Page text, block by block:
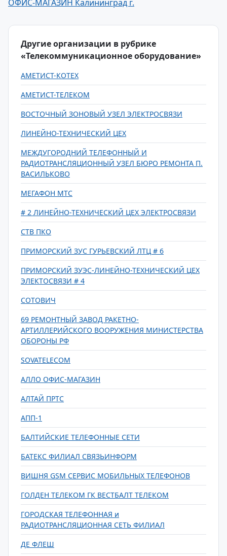
ОФИС-МАГАЗИН Калининград г.
Другие организации в рубрике
«Телекоммуникационное оборудование»
АМЕТИСТ-КОТЕХ
АМЕТИСТ-ТЕЛЕКОМ
ВОСТОЧНЫЙ ЗОНОВЫЙ УЗЕЛ ЭЛЕКТРОСВЯЗИ
ЛИНЕЙНО-ТЕХНИЧЕСКИЙ ЦЕХ
МЕЖДУГОРОДНИЙ ТЕЛЕФОННЫЙ И
РАДИОТРАНСЛЯЦИОННЫЙ УЗЕЛ БЮРО РЕМОНТА П.
ВАСИЛЬКОВО
МЕГАФОН МТС
# 2 ЛИНЕЙНО-ТЕХНИЧЕСКИЙ ЦЕХ ЭЛЕКТРОСВЯЗИ
СТВ ПКО
ПРИМОРСКИЙ ЗУС ГУРЬЕВСКИЙ ЛТЦ # 6
ПРИМОРСКИЙ ЗУЭС-ЛИНЕЙНО-ТЕХНИЧЕСКИЙ ЦЕХ
ЭЛЕКТОСВЯЗИ # 4
СОТОВИЧ
69 РЕМОНТНЫЙ ЗАВОД РАКЕТНО-
АРТИЛЛЕРИЙСКОГО ВООРУЖЕНИЯ МИНИСТЕРСТВА
ОБОРОНЫ РФ
SOVATELECOM
АЛЛО ОФИС-МАГАЗИН
АЛТАЙ ПРТС
АПП-1
БАЛТИЙСКИЕ ТЕЛЕФОННЫЕ СЕТИ
БАТЕКС ФИЛИАЛ СВЯЗЬИНФОРМ
ВИШНЯ GSM СЕРВИС МОБИЛЬНЫХ ТЕЛЕФОНОВ
ГОЛДЕН ТЕЛЕКОМ ГК ВЕСТБАЛТ ТЕЛЕКОМ
ГОРОДСКАЯ ТЕЛЕФОННАЯ и
РАДИОТРАНСЛЯЦИОННАЯ СЕТЬ ФИЛИАЛ
ДЕ ФЛЕШ